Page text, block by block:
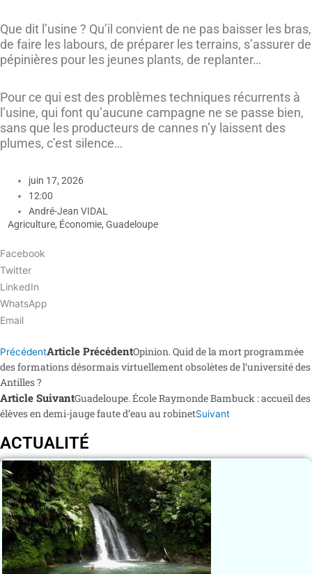
Que dit l’usine ? Qu’il convient de ne pas baisser les bras,
de faire les labours, de préparer les terrains, s’assurer de
pépinières pour les jeunes plants, de replanter…
Pour ce qui est des problèmes techniques récurrents à
l’usine, qui font qu’aucune campagne ne se passe bien,
sans que les producteurs de cannes n’y laissent des
plumes, c’est silence…
juin 17, 2026
12:00
André-Jean VIDAL
Agriculture, Économie, Guadeloupe
Facebook
Twitter
LinkedIn
WhatsApp
Email
PrécédentArticle PrécédentOpinion. Quid de la mort programmée
des formations désormais virtuellement obsolètes de l’université des
Antilles ?
Article SuivantGuadeloupe. École Raymonde Bambuck : accueil des
élèves en demi-jauge faute d’eau au robinetSuivant
ACTUALITÉ